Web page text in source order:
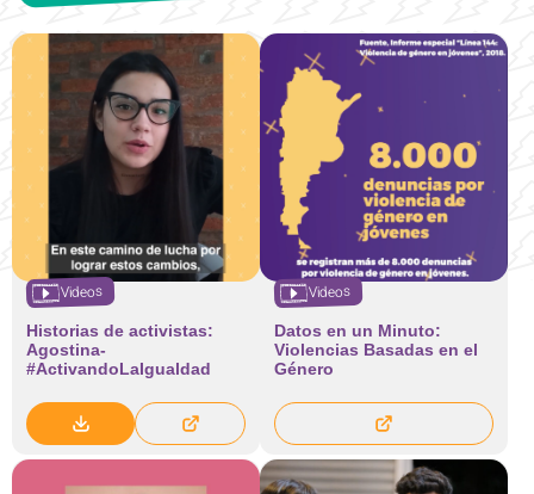
Videos
Historias de activistas:
Agostina-
#ActivandoLaIgualdad
Videos
Datos en un Minuto:
Violencias Basadas en el
Género